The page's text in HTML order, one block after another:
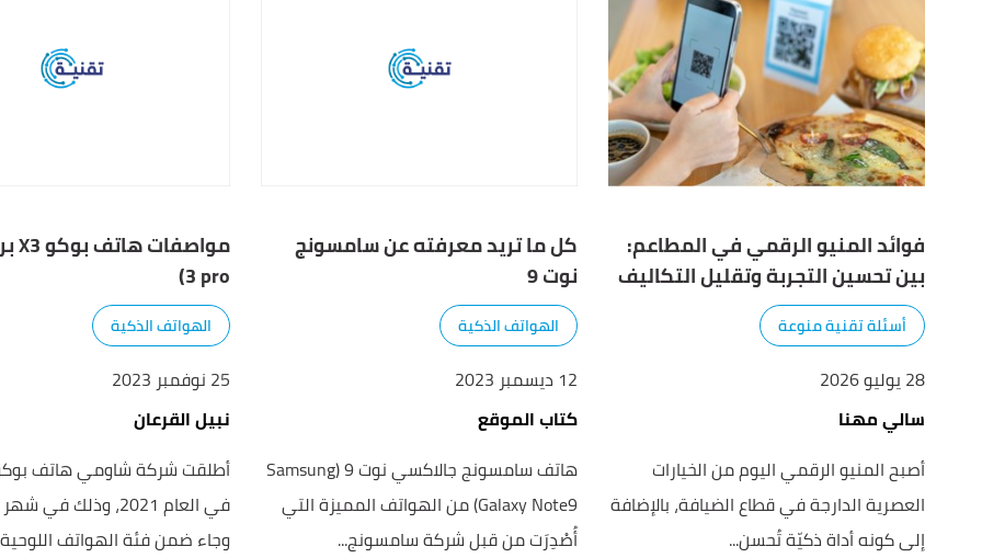
فوائد المنيو الرقمي في المطاعم:
بين تحسين التجربة وتقليل التكاليف
أسئلة تقنية منوعة
28 يوليو 2026
سالي مهنا
أصبح المنيو الرقمي اليوم من الخيارات
العصرية الدارجة في قطاع الضيافة، بالإضافة
إلى كونه أداة ذكيّة تُحسن...
كل ما تريد معرفته عن سامسونج
نوت 9
الهواتف الذكية
12 ديسمبر 2023
كتاب الموقع
هاتف سامسونج جالاكسي نوت 9 (Samsung
Galaxy Note9) من الهواتف المميزة التي
أُصْدِرَت من قبل شركة سامسونج...
3 pro)
الهواتف الذكية
25 نوفمبر 2023
نبيل القرعان
في العام 2021، وذلك
وجاء ضمن فئة الهواتف اللوحية